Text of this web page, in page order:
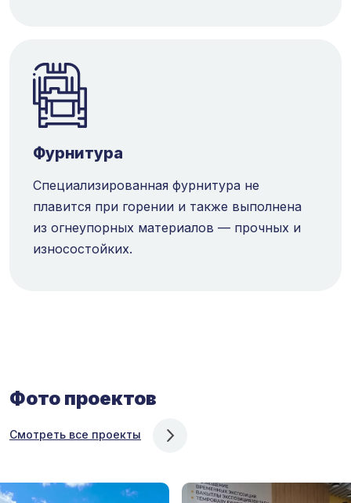
Фурнитура
Специализированная фурнитура не
плавится при горении и также выполнена
из огнеупорных материалов — прочных и
износостойких.
Фото проектов
Смотреть все проекты